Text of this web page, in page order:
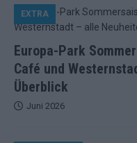
Europa-Park
Café und
Überblick
EXTRA
Juni 2026